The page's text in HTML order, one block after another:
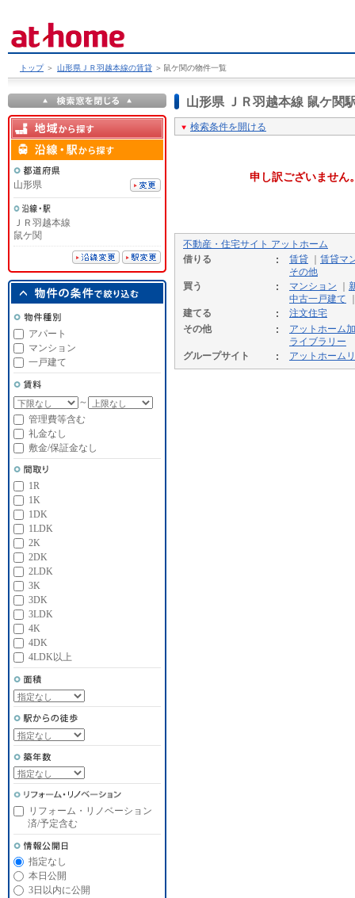
トップ ＞ 山形県ＪＲ羽越本線の賃貸 ＞ 鼠ケ関の物件一覧
山形県 ＪＲ羽越本線 鼠ケ関
検索条件を開ける
申し訳ございません
不動産・住宅サイト アットホーム
借りる
賃貸
賃貸マ
その他
買う
マンション
中古一戸建て
建てる
注文住宅
その他
アットホーム
ライブラリー
グループサイト
アットホーム
山形県
ＪＲ羽越本線
鼠ケ関
アパート
マンション
一戸建て
～
管理費等含む
礼金なし
敷金/保証金なし
1R
1K
1DK
1LDK
2K
2DK
2LDK
3K
3DK
3LDK
4K
4DK
4LDK以上
リフォーム・リノベーション
済/予定含む
指定なし
本日公開
3日以内に公開